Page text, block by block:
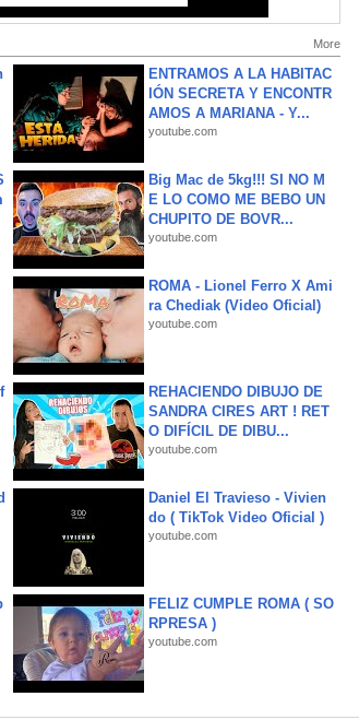
More
ENTRAMOS A LA HABITAC
IÓN SECRETA Y ENCONTR
AMOS A MARIANA - Y...
youtube.com
Big Mac de 5kg!!! SI NO M
E LO COMO ME BEBO UN
CHUPITO DE BOVR...
youtube.com
ROMA - Lionel Ferro X Ami
ra Chediak (Video Oficial)
youtube.com
REHACIENDO DIBUJO DE
SANDRA CIRES ART ! RET
O DIFÍCIL DE DIBU...
youtube.com
Daniel El Travieso - Vivien
do ( TikTok Video Oficial )
youtube.com
FELIZ CUMPLE ROMA ( SO
RPRESA )
youtube.com